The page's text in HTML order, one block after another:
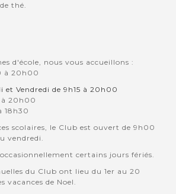
thé.
d'école, nous vous accueillons :
à 20h00
et Vendredi de 9h15 à 20h00
à 20h00
18h30
scolaires, le Club est ouvert de 9h00
vendredi.
certains jours fériés.
du Club ont lieu du 1er au 20
vacances de Noel.